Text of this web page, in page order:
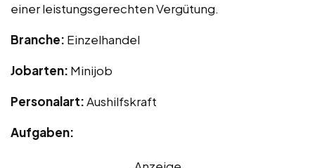
einer leistungsgerechten Vergütung.
Branche: Einzelhandel
Jobarten: Minijob
Personalart:Aushilfskraft
Aufgaben: